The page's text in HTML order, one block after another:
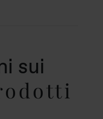
sui